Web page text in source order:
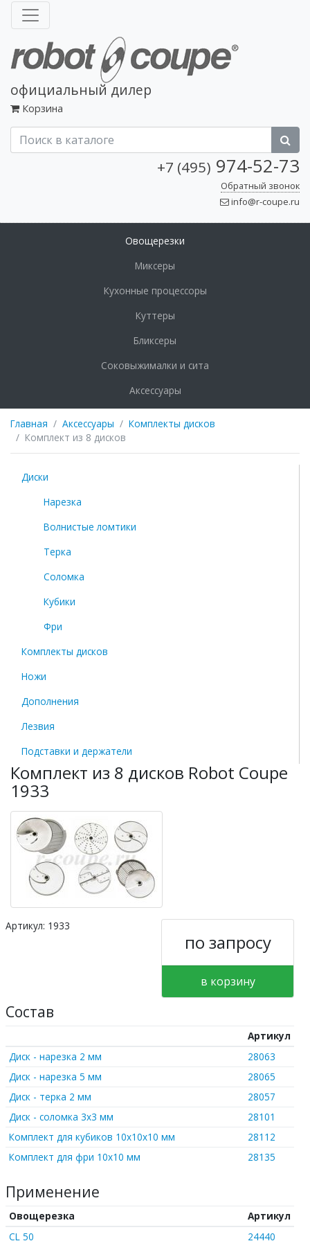
официальный дилер
Корзина
+7 (495) 974-52-73
Обратный звонок
info@r-coupe.ru
Овощерезки
Миксеры
Кухонные процессоры
Куттеры
Бликсеры
Соковыжималки и сита
Аксессуары
Главная Аксессуары
Комплекты дисков
Комплект из 8 дисков
Диски
Нарезка
Волнистые ломтики
Терка
Соломка
Кубики
Фри
Комплекты дисков
Ножи
Дополнения
Лезвия
Подставки и держатели
Комплект из 8 дисков Robot Coupe
1933
по запросу
в корзину
Артикул: 1933
Состав
Артикул
Диск - нарезка 2 мм
28063
Диск - нарезка 5 мм
28065
Диск - терка 2 мм
28057
Диск - соломка 3х3 мм
28101
Комплект для кубиков 10х10х10 мм
28112
Комплект для фри 10х10 мм
28135
Применение
Овощерезка
Артикул
CL 50
24440